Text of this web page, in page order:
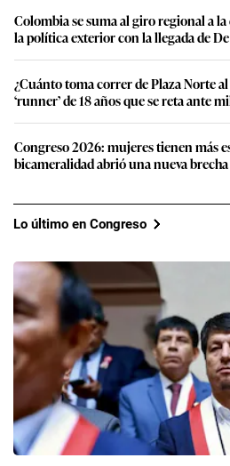
Colombia se suma al giro regional a
la política exterior con la llegada de
¿Cuánto toma correr de Plaza Norte
‘runner’ de 18 años que se reta ante
Congreso 2026: mujeres tienen más
bicameralidad abrió una nueva brecha
Lo último en Congreso